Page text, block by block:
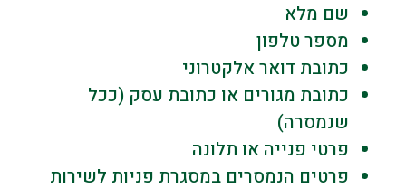
שם מלא
מספר טלפון
כתובת דואר אלקטרוני
כתובת מגורים או כתובת עסק (ככל
שנמסרה)
פרטי פנייה או תלונה
פרטים הנמסרים במסגרת פניות לשירות